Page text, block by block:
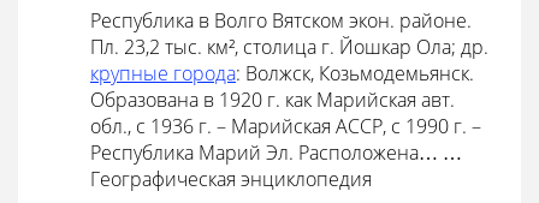
Республика в Волго Вятском экон. районе.
Пл. 23,2 тыс. км², столица г. Йошкар Ола; др.
крупные города: Волжск, Козьмодемьянск.
Образована в 1920 г. как Марийская авт.
обл., с 1936 г. – Марийская АССР, с 1990 г. –
Республика Марий Эл. Расположена… …
Географическая энциклопедия